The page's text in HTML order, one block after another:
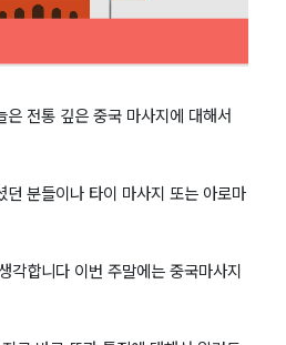
은 전통 깊은 중국 마사지에 대해서
던 분들이나 타이 마사지 또는 아로마
각합니다 이번 주말에는 중국마사지